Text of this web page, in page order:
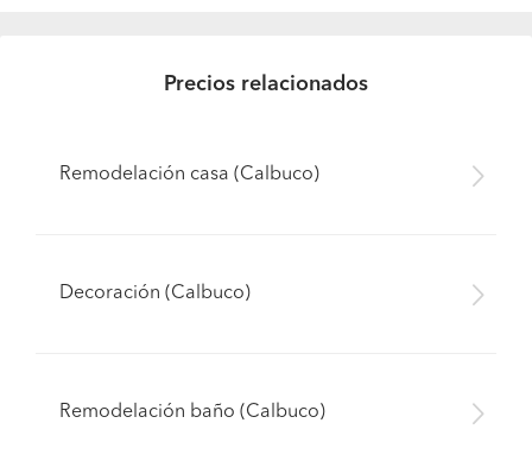
Precios relacionados
Remodelación casa (Calbuco)
Decoración (Calbuco)
Remodelación baño (Calbuco)